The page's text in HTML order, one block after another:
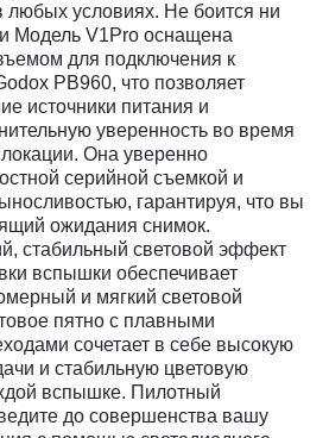
любых условиях. Не боится ни
Модель V1Pro оснащена
для подключения к
PB960, что позволяет
источники питания и
уверенность во время
Она уверенно
серийной съемкой и
гарантируя, что вы
ожидания снимок.
стабильный световой эффект
вспышки обеспечивает
и мягкий световой
пятно с плавными
сочетает в себе высокую
и стабильную цветовую
вспышке. Пилотный
до совершенства вашу